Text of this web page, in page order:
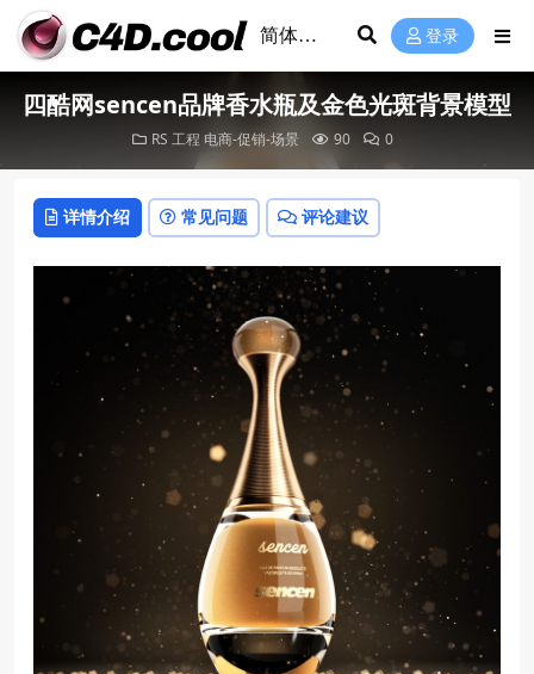
登录
四酷网sencen品牌香水瓶及金色光斑背景模型
RS 工程 电商-促销-场景 90 0
详情介绍 常见问题 评论建议